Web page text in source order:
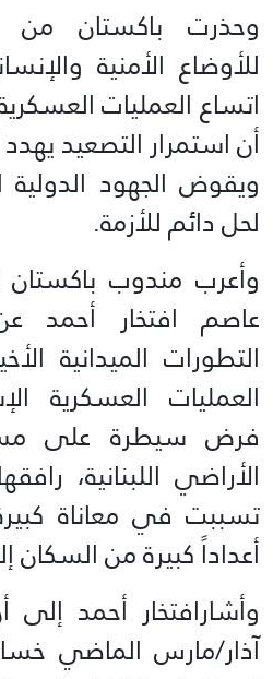
وحذرت باكستان من
للأوضاع الأمنية
اتساع العمليات
أن استمرار التصعيد
ويقوض الجهود الدولية
لحل دائم للأزمة.
وأعرب مندوب باكستان
عاصم افتخار أحمد
التطورات الميدانية
العمليات العسكرية
فرض سيطرة على
الأراضي اللبنانية،
تسببت في معاناة
أعداداً كبيرة من السكان
وأشارافتخار أحمد
آذار/مارس الماضي